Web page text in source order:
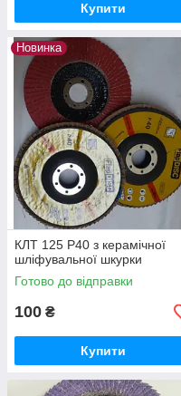
Купити
Новинка
КЛТ 125 Р40 з керамічної
шліфувальної шкурки
Готово до відправки
100 ₴
Купити